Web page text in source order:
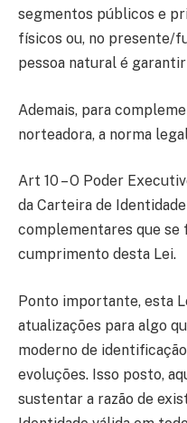
segmentos públicos e
físicos ou, no presente/
pessoa natural é
Ademais, para
norteadora, a norma
Art 10 – O Poder
da Carteira de
complementares que se
cumprimento desta Lei.
Ponto importante, esta
atualizações para algo
moderno de
evoluções. Isso posto,
sustentar a razão de